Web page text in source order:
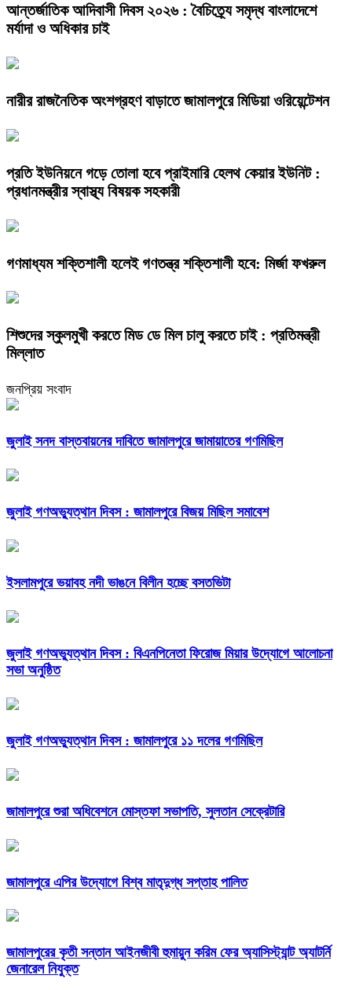
আন্তর্জাতিক আদিবাসী দিবস ২০২৬ : বৈচিত্র্যে সমৃদ্ধ বাংলাদেশে
মর্যাদা ও অধিকার চাই
নারীর রাজনৈতিক অংশগ্রহণ বাড়াতে জামালপুরে মিডিয়া ওরিয়েন্টেশন
প্রতি ইউনিয়নে গড়ে তোলা হবে প্রাইমারি হেলথ কেয়ার ইউনিট :
প্রধানমন্ত্রীর স্বাস্থ্য বিষয়ক সহকারী
গণমাধ্যম শক্তিশালী হলেই গণতন্ত্র শক্তিশালী হবে: মির্জা ফখরুল
শিশুদের স্কুলমুখী করতে মিড ডে মিল চালু করতে চাই : প্রতিমন্ত্রী
মিল্লাত
জনপ্রিয় সংবাদ
জুলাই সনদ বাস্তবায়নের দাবিতে জামালপুরে জামায়াতের গণমিছিল
জুলাই গণঅভ্যুত্থান দিবস : জামালপুরে বিজয় মিছিল সমাবেশ
ইসলামপুরে ভয়াবহ নদী ভাঙনে বিলীন হচ্ছে বসতভিটা
জুলাই গণঅভ্যুত্থান দিবস : বিএনপিনেতা ফিরোজ মিয়ার উদ্যোগে আলোচনা
সভা অনুষ্ঠিত
জুলাই গণঅভ্যুত্থান দিবস : জামালপুরে ১১ দলের গণমিছিল
জামালপুরে শুরা অধিবেশনে মোস্তফা সভাপতি, সুলতান সেক্রেটারি
জামালপুরে এপির উদ্যোগে বিশ্ব মাতৃদুগ্ধ সপ্তাহ পালিত
জামালপুরের কৃতী সন্তান আইনজীবী হুমায়ুন করিম ফের অ্যাসিস্ট্যান্ট অ্যাটর্নি
জেনারেল নিযুক্ত